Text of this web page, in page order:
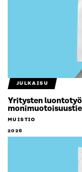
JULKAISU
Yritysten
MUISTIO
2026